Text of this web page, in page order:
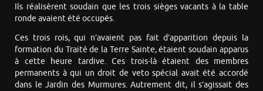
Ils réalisèrent soudain que les trois sièges vacants à la table
ronde avaient été occupés.
Ces trois rois, qui n’avaient pas fait d’apparition depuis la
formation du Traité de la Terre Sainte, étaient soudain apparus
à cette heure tardive. Ces trois-là étaient des membres
permanents à qui un droit de veto spécial avait été accordé
dans le Jardin des Murmures. Autrement dit, il s’agissait des